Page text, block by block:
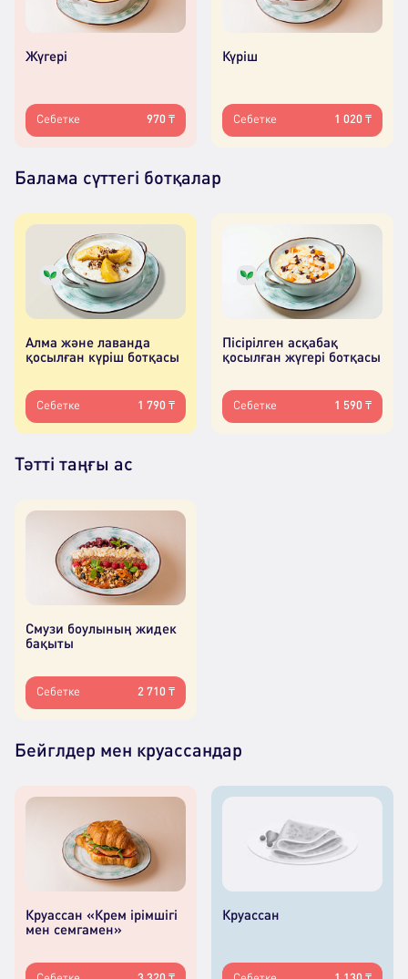
Жүгері
Себетке 970 ₸
Күріш
Себетке 1 020 ₸
Балама сүттегі ботқалар
Алма және лаванда
қосылған күріш ботқасы
Себетке 1 790 ₸
Пісірілген асқабақ
қосылған жүгері ботқасы
Себетке 1 590 ₸
Тәтті таңғы ас
Смузи боулының жидек
бақыты
Себетке 2 710 ₸
Бейглдер мен круассандар
Круассан «Крем ірімшігі
мен семгамен»
Круассан